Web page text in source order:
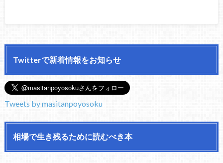
Twitterで新着情報をお知らせ
Tweets by masitanpoyosoku
相場で生き残るために読むべき本